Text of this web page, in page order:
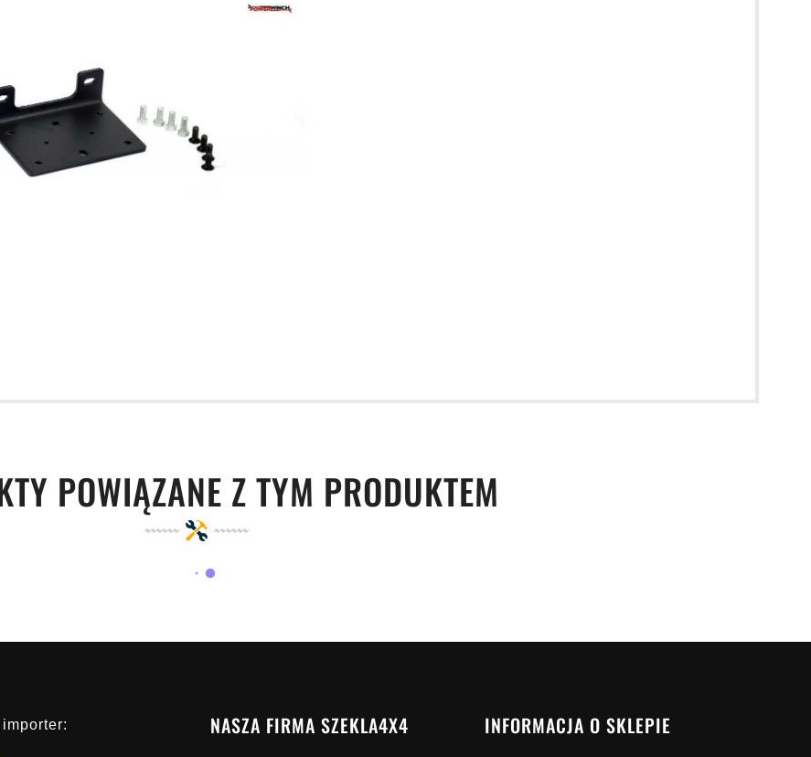
POWIĄZANE Z TYM PRODUKTEM
NASZA FIRMA SZEKLA4X4 INFORMACJA O SKLEPIE